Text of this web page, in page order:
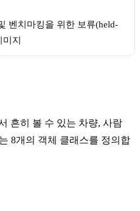
벤치마킹을 위한 보류(held-
지
흔히 볼 수 있는 차량, 사람
8개의 객체 클래스를 정의합